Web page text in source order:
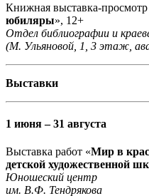
Книжная выставка-просмотр
юбиляры», 12+
Отдел библиографии и
(М. Ульяновой, 1, 3 этаж,
Выставки
1 июня – 31 августа
Выставка работ «Мир в
детской художественной
Юношеский центр
им. В.Ф. Тендрякова